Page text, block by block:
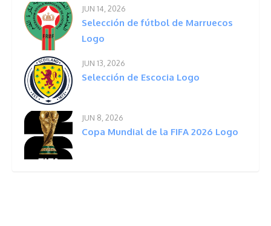
JUN 14, 2026
Selección de fútbol de Marruecos
Logo
JUN 13, 2026
Selección de Escocia Logo
JUN 8, 2026
Copa Mundial de la FIFA 2026 Logo